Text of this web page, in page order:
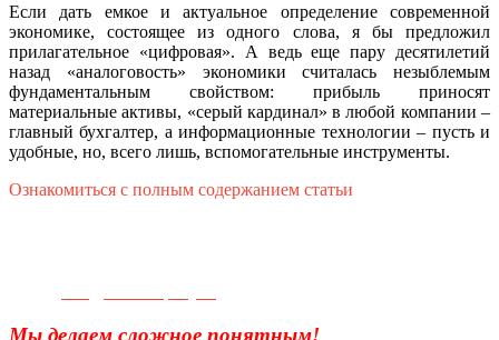
Если дать емкое и актуальное определение современной
экономике, состоящее из одного слова, я бы предложил
прилагательное «цифровая». А ведь еще пару десятилетий
назад «аналоговость» экономики считалась незыблемым
фундаментальным свойством: прибыль приносят
материальные активы, «серый кардинал» в любой компании –
главный бухгалтер, а информационные технологии – пусть и
удобные, но, всего лишь, вспомогательные инструменты.
Ознакомиться с полным содержанием статьи
Мы делаем сложное понятным!